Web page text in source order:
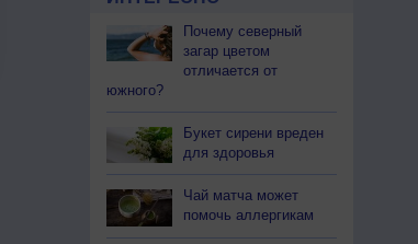
Почему северный
загар цветом
отличается от
южного?
Букет сирени вреден
для здоровья
Чай матча может
помочь аллергикам